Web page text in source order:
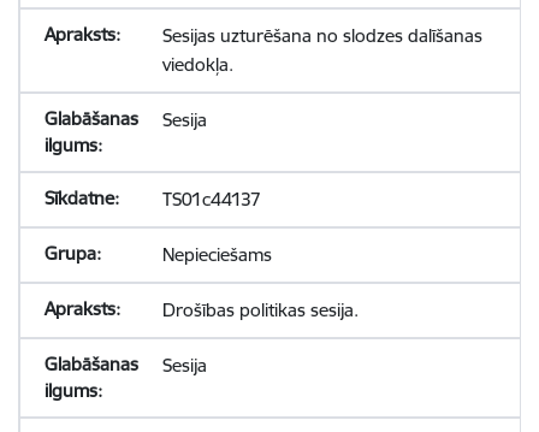
Sesijas uzturēšana no slodzes dalīšanas
viedokļa.
Sesija
TS01c44137
Nepieciešams
Drošības politikas sesija.
Sesija